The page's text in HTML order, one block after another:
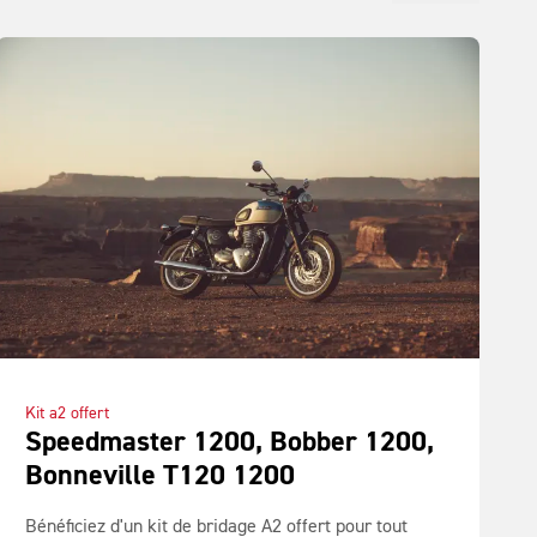
Kit a2 offert
Speedmaster 1200, Bobber 1200,
Bonneville T120 1200
Bénéficiez d'un kit de bridage A2 offert pour tout